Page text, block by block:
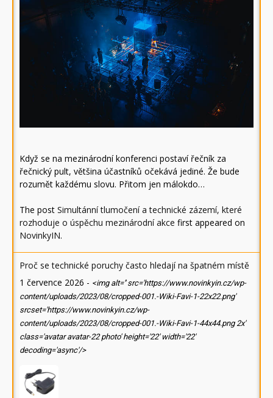
Když se na mezinárodní konferenci postaví řečník za
řečnický pult, většina účastníků očekává jediné. Že bude
rozumět každému slovu. Přitom jen málokdo…
The post Simultánní tlumočení a technické zázemí, které
rozhoduje o úspěchu mezinárodní akce first appeared on
NovinkyIN.
Proč se technické poruchy často hledají na špatném místě
1 července 2026 - <img alt='' src='https://www.novinkyin.cz/wp-
content/uploads/2023/08/cropped-001.-Wiki-Favi-1-22x22.png'
srcset='https://www.novinkyin.cz/wp-
content/uploads/2023/08/cropped-001.-Wiki-Favi-1-44x44.png 2x'
class='avatar avatar-22 photo' height='22' width='22'
decoding='async'/>